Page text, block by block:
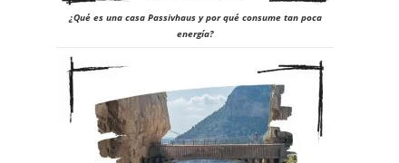
¿Qué es una casa Passivhaus y por qué consume tan poca
energía?